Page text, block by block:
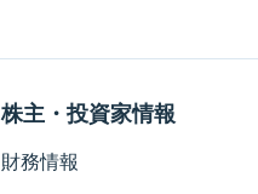
株主・投資家情報
財務情報